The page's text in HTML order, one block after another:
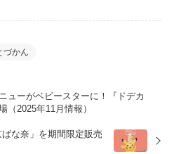
づかん
ューがベビースターに！『ドデカ
（2025年11月情報）
な奈」を期間限定販売